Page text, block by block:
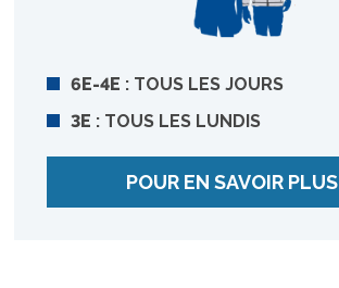
6E-4E : TOUS LES JOURS
3E : TOUS LES LUNDIS
POUR EN SAVOIR PLUS